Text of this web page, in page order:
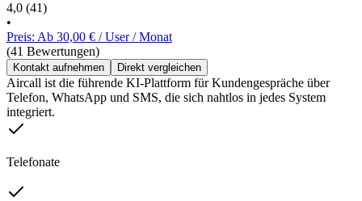
4,0 (41)
•
Preis: Ab 30,00 € / User / Monat
(41 Bewertungen)
Kontakt aufnehmen Direkt vergleichen
Aircall ist die führende KI-Plattform für Kundengespräche über
Telefon, WhatsApp und SMS, die sich nahtlos in jedes System
integriert.
Telefonate